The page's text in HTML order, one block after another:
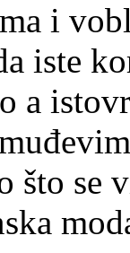
i
iste
a
što se